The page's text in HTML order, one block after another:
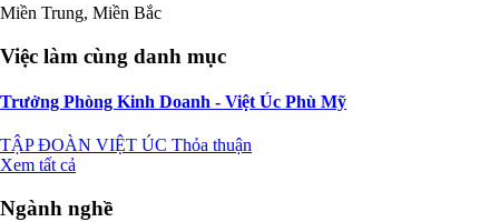
Miền Trung, Miền Bắc
Việc làm cùng danh mục
Trưởng Phòng Kinh Doanh - Việt Úc Phù Mỹ
TẬP ĐOÀN VIỆT ÚC Thỏa thuận
Xem tất cả
Ngành nghề